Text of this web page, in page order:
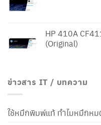
HP 410A
(Original)
ข่าวสาร IT / บทความ
ใช้หมึกพิมพ์แท้ ทำไมหมึกหม